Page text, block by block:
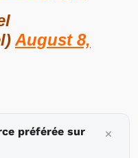
August 8,
préférée sur